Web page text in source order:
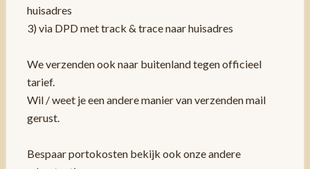
huisadres
3) via DPD met track & trace naar huisadres
We verzenden ook naar buitenland tegen officieel
tarief.
Wil / weet je een andere manier van verzenden mail
gerust.
Bespaar portokosten bekijk ook onze andere